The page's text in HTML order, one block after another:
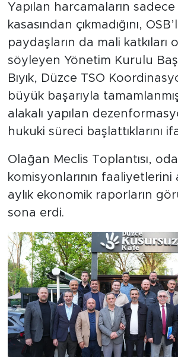
Yapılan harcamaların
kasasından çıkmadığını,
paydaşların da mali katkıları
söyleyen Yönetim Kurulu
Bıyık, Düzce TSO
büyük başarıyla
alakalı yapılan
hukuki süreci başlattıklarını
Olağan Meclis Toplantısı, oda
komisyonlarının faaliyetlerini
aylık ekonomik raporların
sona erdi.